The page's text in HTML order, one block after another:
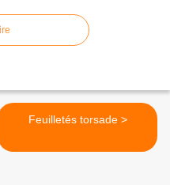
Feuilletés torsade >